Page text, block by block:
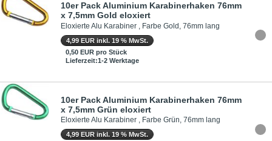
10er Pack Aluminium Karabinerhaken 76mm
x 7,5mm Gold eloxiert
Eloxierte Alu Karabiner , Farbe Gold, 76mm lang
4,99 EUR inkl. 19 % MwSt.
0,50 EUR pro Stück
Lieferzeit:1-2 Werktage
10er Pack Aluminium Karabinerhaken 76mm
x 7,5mm Grün eloxiert
Eloxierte Alu Karabiner , Farbe Grün, 76mm lang
4,99 EUR inkl. 19 % MwSt.